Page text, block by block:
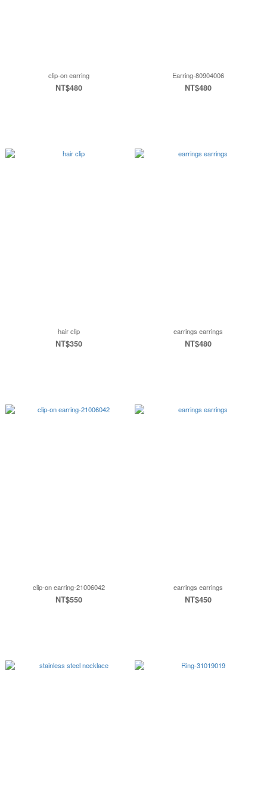
clip-on earring
NT$480
Earring-80904006
NT$480
hair clip
NT$350
earrings earrings
NT$480
clip-on earring-21006042
NT$550
earrings earrings
NT$450